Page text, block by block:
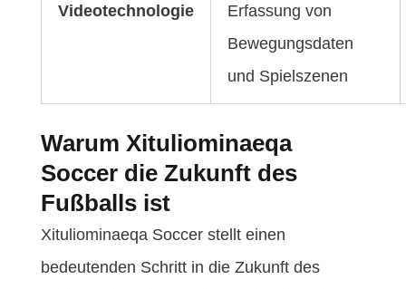
Videotechnologie
Erfassung von
Bewegungsdaten
und Spielszenen
Warum Xituliominaeqa
Soccer die Zukunft des
Fußballs ist
Xituliominaeqa Soccer stellt einen
bedeutenden Schritt in die Zukunft des